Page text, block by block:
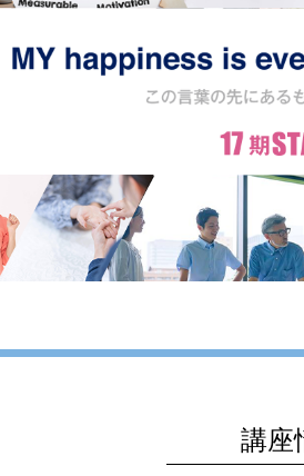
講座